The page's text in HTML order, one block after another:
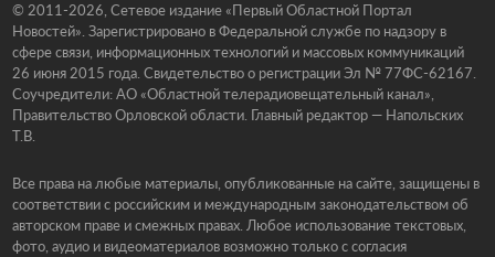
© 2011-2026, Сетевое издание «Первый Областной Портал
Новостей». Зарегистрировано в Федеральной службе по надзору в
сфере связи, информационных технологий и массовых коммуникаций
26 июня 2015 года. Свидетельство о регистрации Эл № 77ФС-62167.
Соучредители: АО «Областной телерадиовещательный канал»,
Правительство Орловской области. Главный редактор — Напольских
Т.В.
Все права на любые материалы, опубликованные на сайте, защищены в
соответствии с российским и международным законодательством об
авторском праве и смежных правах. Любое использование текстовых,
фото, аудио и видеоматериалов возможно только с согласия